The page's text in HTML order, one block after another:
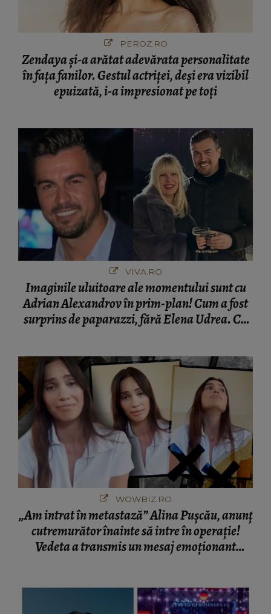
PEROZ.RO
Zendaya și-a arătat adevărata personalitate
în fața fanilor. Gestul actriței, deși era vizibil
epuizată, i-a impresionat pe toți
VIVA.RO
Imaginile uluitoare ale momentului sunt cu
Adrian Alexandrov în prim-plan! Cum a fost
surprins de paparazzi, fără Elena Udrea. Cu
WOWBIZ.RO
„Am intrat în metastază” Alina Pușcău, anunț
cutremurător înainte să intre în operație!
Vedeta a transmis un mesaj emoționant